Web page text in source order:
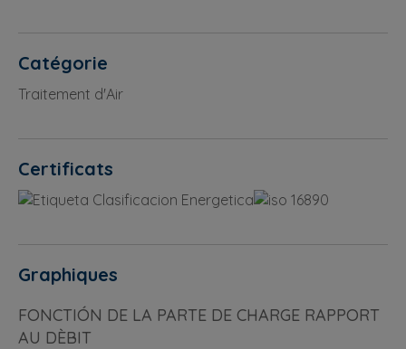
Catégorie
Traitement d'Air
Certificats
Graphiques
FONCTIÓN DE LA PARTE DE CHARGE RAPPORT
AU DÈBIT